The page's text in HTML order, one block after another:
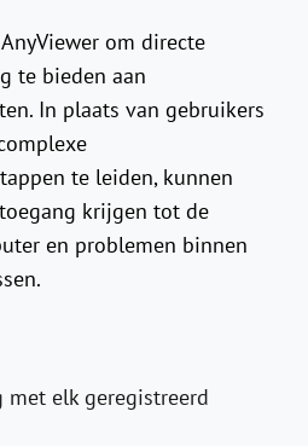
om directe
te bieden aan
In plaats van gebruikers
te leiden, kunnen
krijgen tot de
en problemen binnen
elk geregistreerd